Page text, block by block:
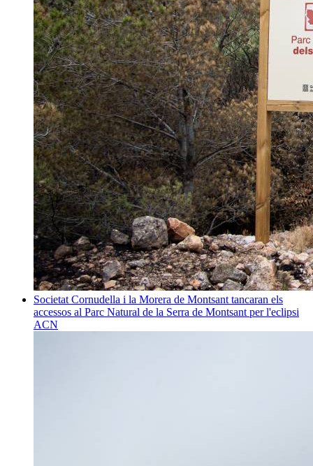
Societat Cornudella i la Morera de Montsant tancaran els
accessos al Parc Natural de la Serra de Montsant per l'eclipsi
ACN